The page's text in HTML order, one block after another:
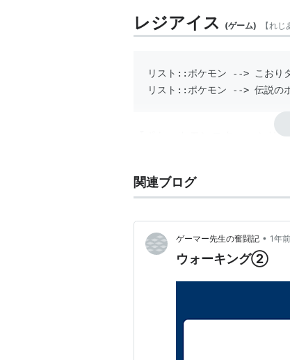
レジアイス (ゲーム) 【れじ
リスト::ポケモン --> こおり
リスト::ポケモン --> 伝説の
『ポケットモンスター』シリ
全身が氷でできたゴーレムのよ
ホウエン地方では「こじまの
『ブラック2・ホワイト2』で
クと戦闘後、「ひょうざんの
レジシリーズの中では「とく
レジロック
関連ブログ
ゲーマー先生の奮闘記 • 1年前
ウォーキング②